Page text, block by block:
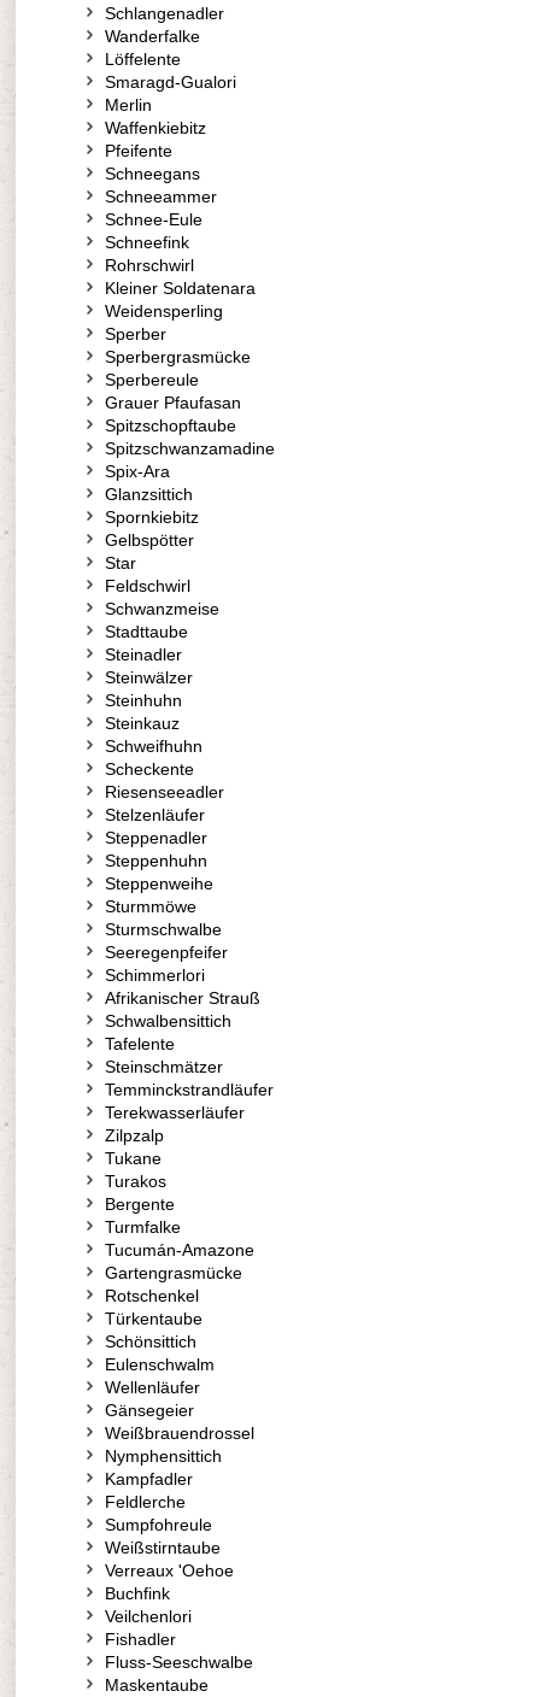
Schlangenadler
Wanderfalke
Löffelente
Smaragd-Gualori
Merlin
Waffenkiebitz
Pfeifente
Schneegans
Schneeammer
Schnee-Eule
Schneefink
Rohrschwirl
Kleiner Soldatenara
Weidensperling
Sperber
Sperbergrasmücke
Sperbereule
Grauer Pfaufasan
Spitzschopftaube
Spitzschwanzamadine
Spix-Ara
Glanzsittich
Spornkiebitz
Gelbspötter
Star
Feldschwirl
Schwanzmeise
Stadttaube
Steinadler
Steinwälzer
Steinhuhn
Steinkauz
Schweifhuhn
Scheckente
Riesenseeadler
Stelzenläufer
Steppenadler
Steppenhuhn
Steppenweihe
Sturmmöwe
Sturmschwalbe
Seeregenpfeifer
Schimmerlori
Afrikanischer Strauß
Schwalbensittich
Tafelente
Steinschmätzer
Temminckstrandläufer
Terekwasserläufer
Zilpzalp
Tukane
Turakos
Bergente
Turmfalke
Tucumán-Amazone
Gartengrasmücke
Rotschenkel
Türkentaube
Schönsittich
Eulenschwalm
Wellenläufer
Gänsegeier
Weißbrauendrossel
Nymphensittich
Kampfadler
Feldlerche
Sumpfohreule
Weißstirntaube
Verreaux 'Oehoe
Buchfink
Veilchenlori
Fishadler
Fluss-Seeschwalbe
Maskentaube